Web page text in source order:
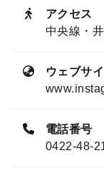
アクセス
中央線・
ウェブサ
電話番号
0422-48-